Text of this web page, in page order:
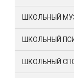
ШКОЛЬНЫЙ
ШКОЛЬНЫЙ
ШКОЛЬНЫЙ